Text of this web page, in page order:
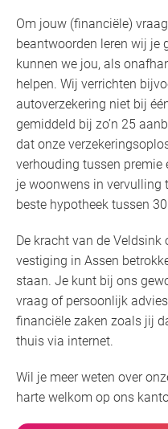
Om jouw (financiële)
beantwoorden leren wij je
kunnen we jou, als
helpen. Wij verrichten
autoverzekering niet bij
gemiddeld bij zo’n 25
dat onze
verhouding tussen premie
je woonwens in vervulling
beste hypotheek tussen
De kracht van de
vestiging in Assen
staan. Je kunt bij ons
vraag of persoonlijk
financiële zaken zoals jij
thuis via internet.
Wil je meer weten over
harte welkom op ons